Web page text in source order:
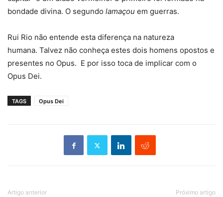
bondade divina. O segundo lamaçou em guerras.
Rui Rio não entende esta diferença na natureza
humana. Talvez não conheça estes dois homens opostos e
presentes no Opus. E por isso toca de implicar com o
Opus Dei.
TAGS Opus Dei
Artigo anterior Próximo artigo